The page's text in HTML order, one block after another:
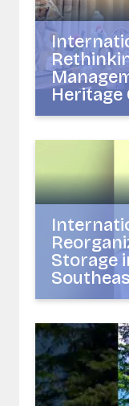
Heritage
Storage